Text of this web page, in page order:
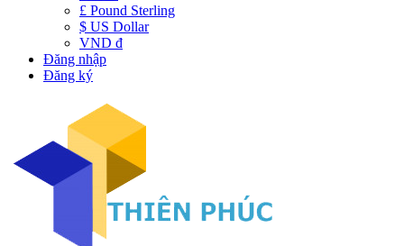
£ Pound Sterling
$ US Dollar
VND đ
Đăng nhập
Đăng ký